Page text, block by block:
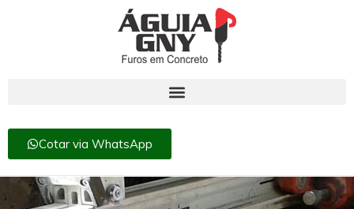
Cotar via WhatsApp